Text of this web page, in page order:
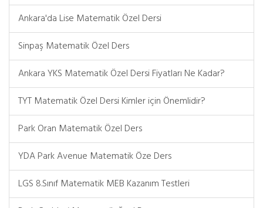
Ankara'da Lise Matematik Özel Dersi
Sinpaş Matematik Özel Ders
Ankara YKS Matematik Özel Dersi Fiyatları Ne Kadar?
TYT Matematik Özel Dersi Kimler için Önemlidir?
Park Oran Matematik Özel Ders
YDA Park Avenue Matematik Öze Ders
LGS 8.Sınıf Matematik MEB Kazanım Testleri